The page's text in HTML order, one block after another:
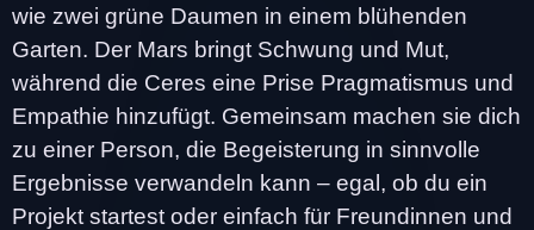
wie zwei grüne Daumen in einem blühenden
Garten. Der Mars bringt Schwung und Mut,
während die Ceres eine Prise Pragmatismus und
Empathie hinzufügt. Gemeinsam machen sie dich
zu einer Person, die Begeisterung in sinnvolle
Ergebnisse verwandeln kann – egal, ob du ein
Projekt startest oder einfach für Freundinnen und